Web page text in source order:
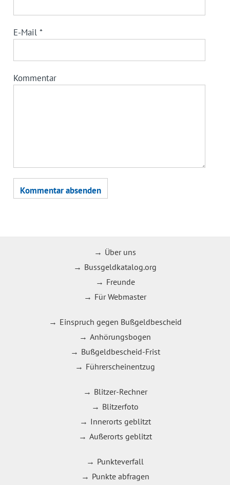
E-Mail *
Kommentar
Über uns
Bussgeldkatalog.org
Freunde
Für Webmaster
Einspruch gegen Bußgeldbescheid
Anhörungsbogen
Bußgeldbescheid-Frist
Führerscheinentzug
Blitzer-Rechner
Blitzerfoto
Innerorts geblitzt
Außerorts geblitzt
Punkteverfall
Punkte abfragen